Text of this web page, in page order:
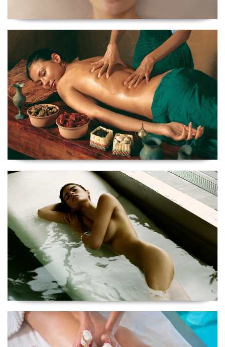
Ritual AYURVEDA
Ritual Sensation
Ritual Cerimónia do Oriente